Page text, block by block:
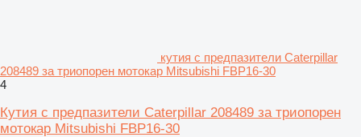
кутия с предпазители Caterpillar
208489 за триопорен мотокар Mitsubishi FBP16-30
4
Кутия с предпазители Caterpillar 208489 за триопорен
мотокар Mitsubishi FBP16-30